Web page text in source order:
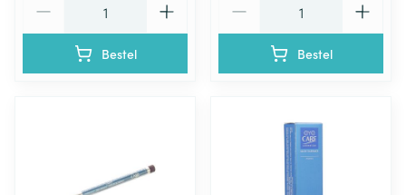
Bestel Bestel